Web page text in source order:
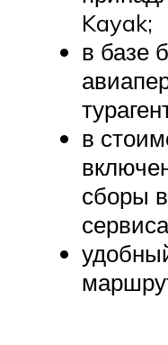
Kayak;
в базе
в
сборы